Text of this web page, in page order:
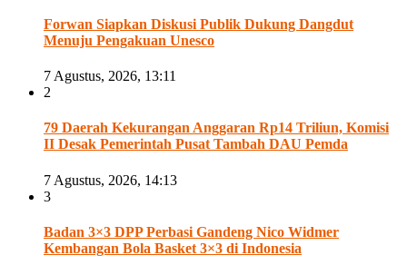
Forwan Siapkan Diskusi Publik Dukung Dangdut
Menuju Pengakuan Unesco
7 Agustus, 2026, 13:11
2
79 Daerah Kekurangan Anggaran Rp14 Triliun, Komisi
II Desak Pemerintah Pusat Tambah DAU Pemda
7 Agustus, 2026, 14:13
3
Badan 3×3 DPP Perbasi Gandeng Nico Widmer
Kembangan Bola Basket 3×3 di Indonesia